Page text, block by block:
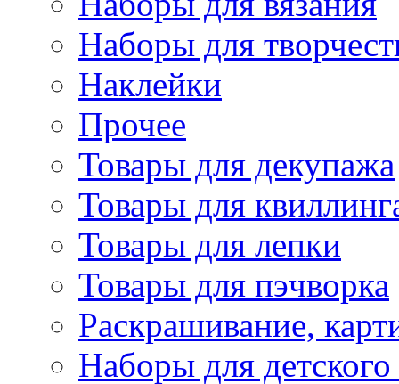
Наборы для
Наклейки
Прочее
Товары для декупажа
Товары для
Товары для лепки
Товары для пэчворка
Раскрашивание,
Наборы для